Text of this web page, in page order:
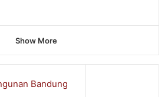
Show More
Bandung